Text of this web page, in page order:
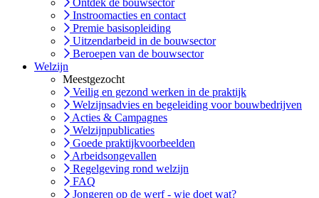
Instroomacties en contact
Premie basisopleiding
Uitzendarbeid in de bouwsector
Beroepen van de bouwsector
Welzijn
Meestgezocht
Veilig en gezond werken in de praktijk
Welzijnsadvies en begeleiding voor bouwbedrijven
Acties & Campagnes
Welzijnpublicaties
Goede praktijkvoorbeelden
Arbeidsongevallen
Regelgeving rond welzijn
FAQ
Jongeren op de werf - wie doet wat?